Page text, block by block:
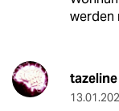
werden
tazeline